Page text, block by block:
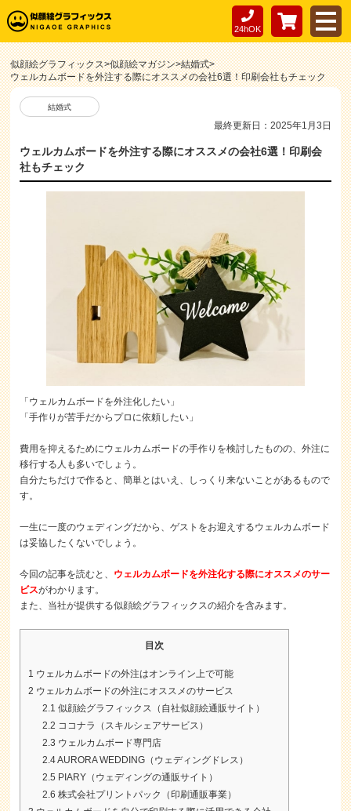
24hOK
似顔絵グラフィックス>似顔絵マガジン>結婚式>
ウェルカムボードを外注する際にオススメの会社6選！印刷会社もチェック
結婚式
最終更新日：2025年1月3日
ウェルカムボードを外注する際にオススメの会社6選！印刷会
社もチェック
「ウェルカムボードを外注化したい」
「手作りが苦手だからプロに依頼したい」
費用を抑えるためにウェルカムボードの手作りを検討したものの、外注に
移行する人も多いでしょう。
自分たちだけで作ると、簡単とはいえ、しっくり来ないことがあるもので
す。
一生に一度のウェディングだから、ゲストをお迎えするウェルカムボード
は妥協したくないでしょう。
今回の記事を読むと、 ウェルカムボードを外注化する際にオススメのサー
ビスがわかります。
また、当社が提供する似顔絵グラフィックスの紹介を含みます。
目次
1 ウェルカムボードの外注はオンライン上で可能
2 ウェルカムボードの外注にオススメのサービス
2.1 似顔絵グラフィックス（自社似顔絵通販サイト）
2.2 ココナラ（スキルシェアサービス）
2.3 ウェルカムボード専門店
2.4AURORA WEDDING（ウェディングドレス）
2.5 PIARY（ウェディングの通販サイト）
2.6 株式会社プリントパック（印刷通販事業）